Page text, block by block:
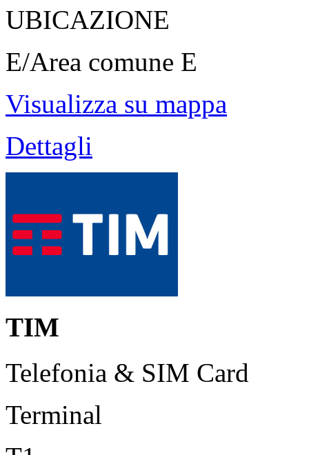
UBICAZIONE
E/Area comune E
Visualizza su mappa
Dettagli
TIM
Telefonia & SIM Card
Terminal